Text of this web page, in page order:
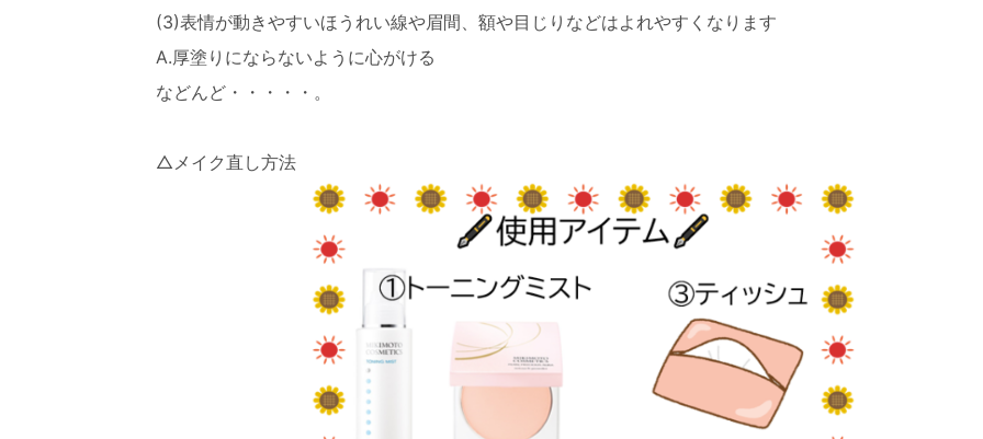
(3)表情が動きやすいほうれい線や眉間、額や目じりなどはよれやすくなります
A.厚塗りにならないように心がける
などんど・・・・・。
△メイク直し方法